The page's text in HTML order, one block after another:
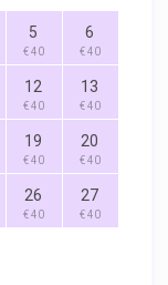
5
€ 40
6
€ 40
12
€ 40
13
€ 40
19
€ 40
20
€ 40
26
€ 40
27
€ 40